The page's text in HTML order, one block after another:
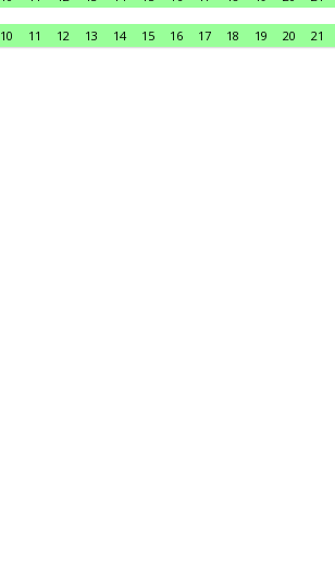
10 11 12 13 14 15 16 17 18 19 20 21